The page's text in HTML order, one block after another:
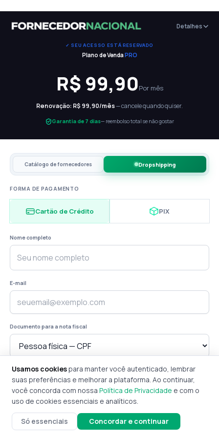
content
Detalhes
✓ SEU ACESSO ESTÁ RESERVADO
Plano de VendaPRO
R$ 99,90Por mês
Renovação: R$ 99,90/mês— cancele quando quiser.
Garantia de 7 dias— reembolso total se não gostar
Catálogo de fornecedores Dropshipping
FORMA DE PAGAMENTO
Cartão de Crédito PIX
Nome completo
E-mail
Documento para a nota fiscal
CPF
Continuar para pagamento →
Usamos cookiespara manter você autenticado, lembrar
suas preferências e melhorar a plataforma. Ao continuar,
você concorda com nossa Política de Privacidade e com o
uso de cookies essenciais e analíticos.
Só essenciais Concordar e continuar